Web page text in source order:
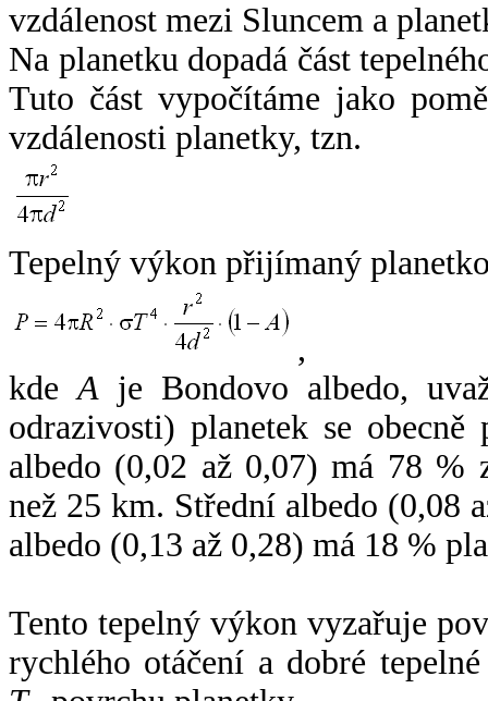
vzdálenost mezi Sluncem a
Na planetku dopadá část
Tuto část vypočítáme jako
vzdálenosti planetky, tzn.
Tepelný výkon přijímaný
,
kdeA je Bondovo albedo,
odrazivosti) planetek se
albedo (0,02 až 0,07) má 78 %
než 25 km. Střední albedo (0,08
albedo (0,13 až 0,28) má 18 %
Tento tepelný výkon vyzařuje
rychlého otáčení a dobré